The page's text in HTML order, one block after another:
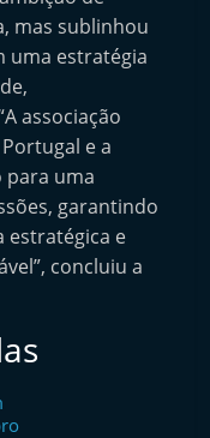
mas sublinhou
uma estratégia
associação
e a
para uma
garantindo
estratégica e
concluiu a